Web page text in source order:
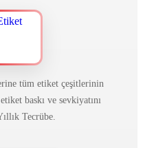
tüm etiket çeşitlerinin
baskı ve sevkiyatını
Tecrübe.